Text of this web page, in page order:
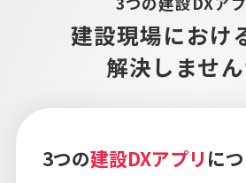
建設現場におけ
解決しませ
3つの建設DXアプリ に